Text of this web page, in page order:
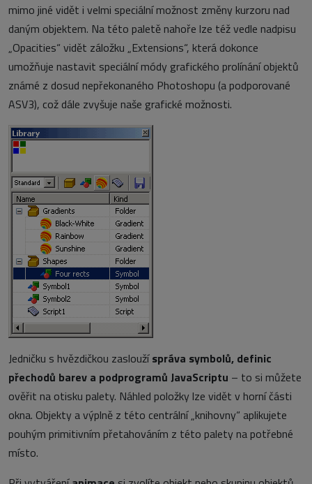
mimo jiné vidět i velmi speciální možnost změny kurzoru nad
daným objektem. Na této paletě nahoře lze též vedle nadpisu
„Opacities“ vidět záložku „Extensions“, která dokonce
umožňuje nastavit speciální módy grafického prolínání objektů
známé z dosud nepřekonaného Photoshopu (a podporované
ASV3), což dále zvyšuje naše grafické možnosti.
Jedničku s hvězdičkou zasloužíspráva symbolů, definic
přechodů barev a podprogramů JavaScriptu – to si můžete
ověřit na otisku palety. Náhled položky lze vidět v horní části
okna. Objekty a výplně z této centrální „knihovny“ aplikujete
pouhým primitivním přetahováním z této palety na potřebné
místo.